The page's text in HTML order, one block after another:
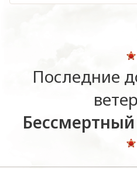
Последние